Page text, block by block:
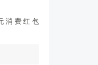
消费红包